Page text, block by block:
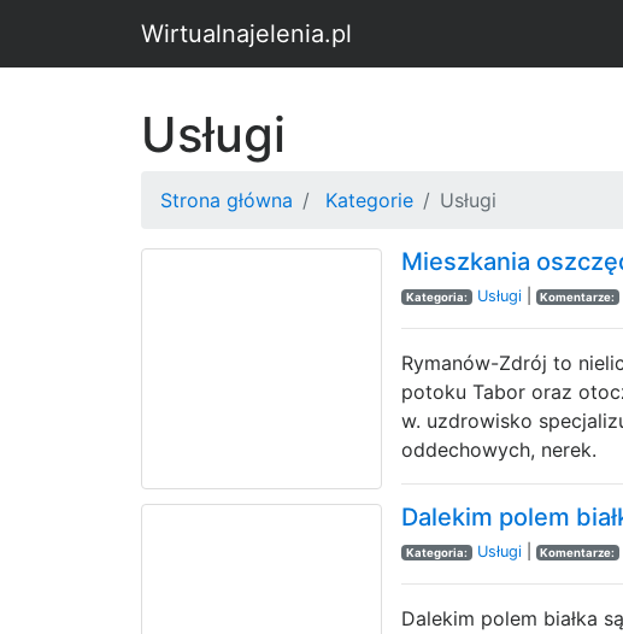
Wirtualnajelenia.pl
Usługi
Strona główna Kategorie Usługi
Mieszkania
Kategoria: Usługi| Komentarze:
Rymanów-Zdrój to
potoku Tabor oraz
w. uzdrowisko
oddechowych, nerek.
Dalekim polem
Kategoria: Usługi| Komentarze:
Dalekim polem białka